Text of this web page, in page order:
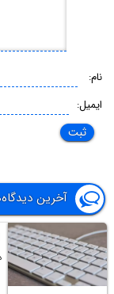
نام:
ایمیل:
آخرین